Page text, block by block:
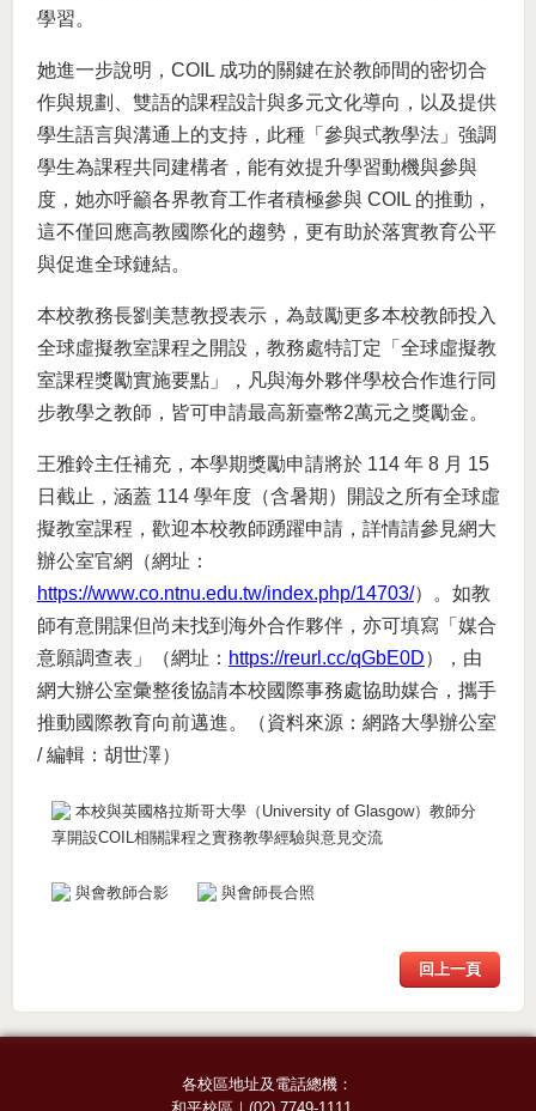
學習。
她進一步說明，COIL 成功的關鍵在於教師間的密切合
作與規劃、雙語的課程設計與多元文化導向，以及提供
學生語言與溝通上的支持，此種「參與式教學法」強調
學生為課程共同建構者，能有效提升學習動機與參與
度，她亦呼籲各界教育工作者積極參與 COIL 的推動，
這不僅回應高教國際化的趨勢，更有助於落實教育公平
與促進全球鏈結。
本校教務長劉美慧教授表示，為鼓勵更多本校教師投入
全球虛擬教室課程之開設，教務處特訂定「全球虛擬教
室課程獎勵實施要點」，凡與海外夥伴學校合作進行同
步教學之教師，皆可申請最高新臺幣2萬元之獎勵金。
王雅鈴主任補充，本學期獎勵申請將於 114 年 8 月 15
日截止，涵蓋 114 學年度（含暑期）開設之所有全球虛
擬教室課程，歡迎本校教師踴躍申請，詳情請參見網大
辦公室官網（網址：
https://www.co.ntnu.edu.tw/index.php/14703/）。如教
師有意開課但尚未找到海外合作夥伴，亦可填寫「媒合
意願調查表」（網址： https://reurl.cc/qGbE0D），由
網大辦公室彙整後協請本校國際事務處協助媒合，攜手
推動國際教育向前邁進。（資料來源：網路大學辦公室
/ 編輯：胡世澤）
本校與英國格拉斯哥大學（University of Glasgow）教師分
享開設COIL相關課程之實務教學經驗與意見交流
與會教師合影 與會師長合照
回上一頁
各校區地址及電話總機：